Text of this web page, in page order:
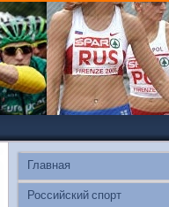
Главная
Российский спорт